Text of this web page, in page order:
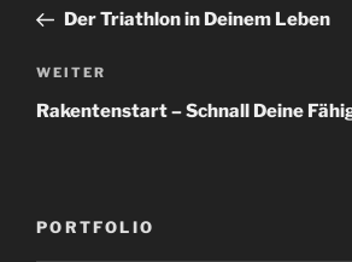
Beitrag
Der Triathlon in Deinem Leben
Nächster
Beitrag
WEITER
Rakentenstart – Schnall Deine
PORTFOLIO